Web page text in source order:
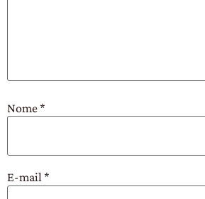
Nome*
E-mail *